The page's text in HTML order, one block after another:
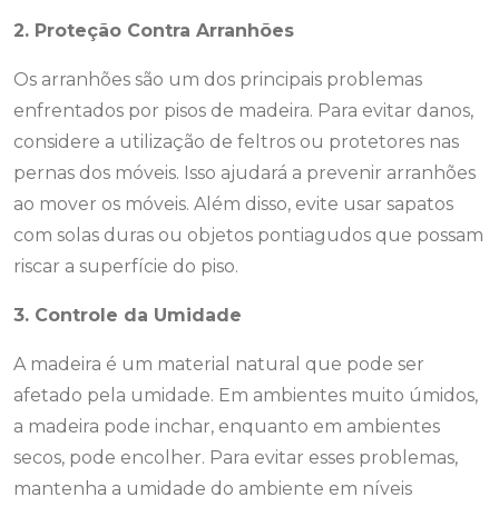
2. Proteção Contra Arranhões
Os arranhões são um dos principais problemas
enfrentados por pisos de madeira. Para evitar danos,
considere a utilização de feltros ou protetores nas
pernas dos móveis. Isso ajudará a prevenir arranhões
ao mover os móveis. Além disso, evite usar sapatos
com solas duras ou objetos pontiagudos que possam
riscar a superfície do piso.
3. Controle da Umidade
A madeira é um material natural que pode ser
afetado pela umidade. Em ambientes muito úmidos,
a madeira pode inchar, enquanto em ambientes
secos, pode encolher. Para evitar esses problemas,
mantenha a umidade do ambiente em níveis